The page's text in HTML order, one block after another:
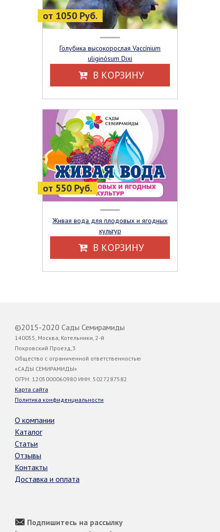
от 1050 Руб.
Голубика высокорослая Vaccínium
uliginósum Dixi
В КОРЗИНУ
от 550 Руб.
Живая вода для плодовых и ягодных
культур
В КОРЗИНУ
©2015-2020 Сады Семирамиды
140055, Москва, Котельники, 2-й
Покровский Проезд,3
Общество с ограниченной ответственностью
«САДЫ СЕМИРАМИДЫ»
ОГРН: 1205000060980 ИНН: 5027287582
Карта сайта
Политика конфиденциальности
О компании
Каталог
Статьи
Отзывы
Контакты
Доставка и оплата
Подпишитесь на рассылку